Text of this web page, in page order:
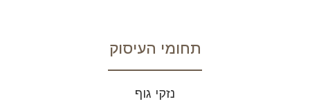
תחומי העיסוק
נזקי גוף